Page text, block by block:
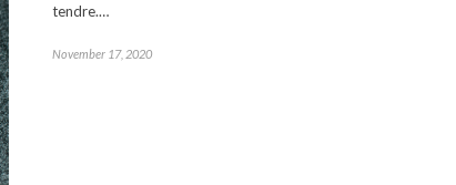
tendre.…
November 17, 2020